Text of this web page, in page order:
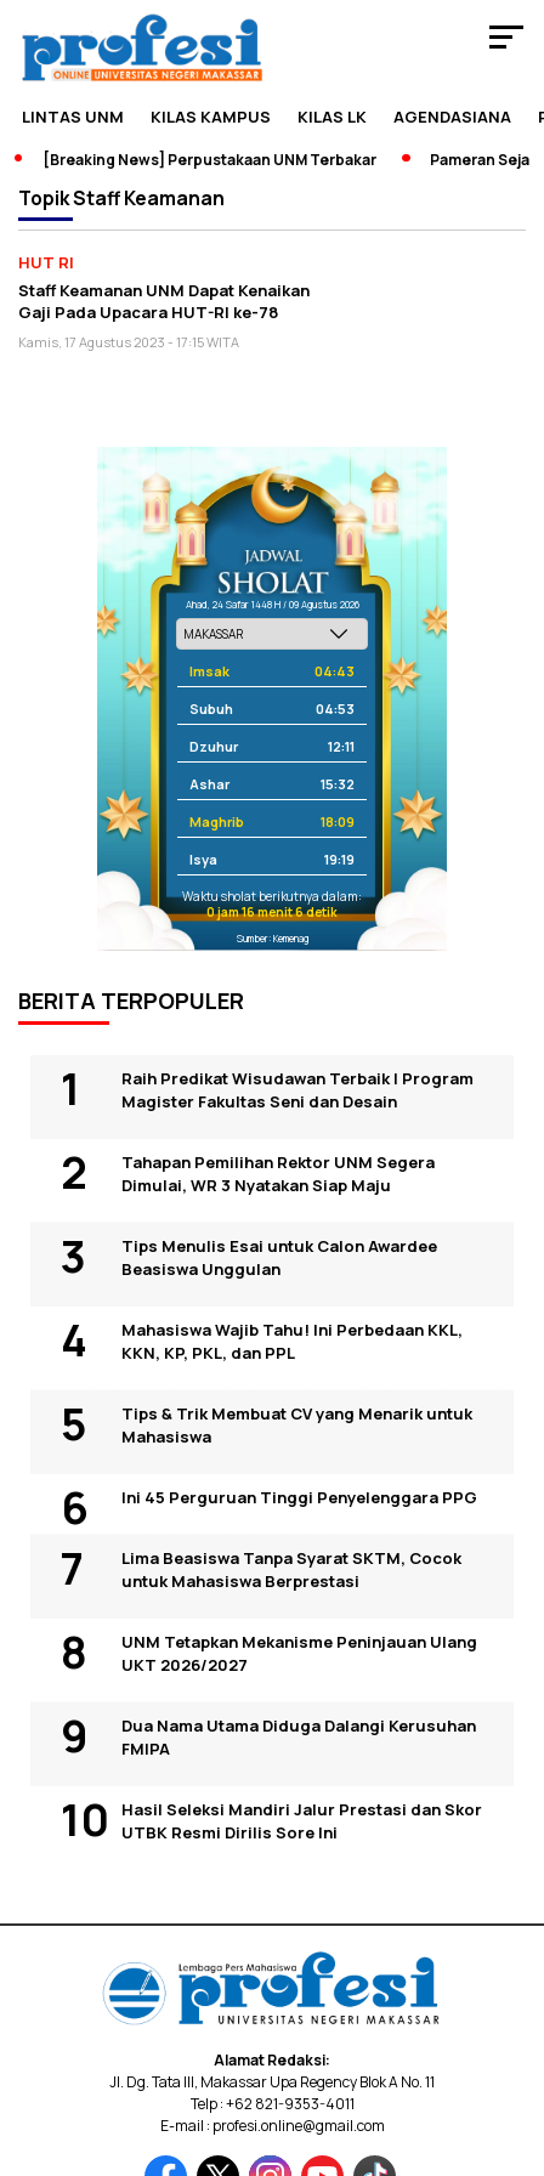
LINTAS UNM KILAS KAMPUS KILAS LK AGENDASIANA
[Breaking News] Perpustakaan UNM Terbakar Pameran
TopikStaff Keamanan
HUT RI
Staff Keamanan UNM Dapat Kenaikan
Gaji Pada Upacara HUT-RI ke-78
Kamis, 17 Agustus 2023 - 17:15 WITA
Ahad, 24 Safar 1448 H / 09 Agustus 2026
Imsak 04:43
Subuh 04:53
Dzuhur 12:11
Ashar 15:32
Maghrib 18:09
Isya 19:19
Waktu sholat berikutnya dalam:
0 jam 16 menit 6 detik
Sumber: Kemenag
BERITA TERPOPULER
Raih Predikat Wisudawan Terbaik I Program
Magister Fakultas Seni dan Desain
Tahapan Pemilihan Rektor UNM Segera
Dimulai, WR 3 Nyatakan Siap Maju
Tips Menulis Esai untuk Calon Awardee
Beasiswa Unggulan
Mahasiswa Wajib Tahu! Ini Perbedaan KKL,
KKN, KP, PKL, dan PPL
Tips & Trik Membuat CV yang Menarik untuk
Mahasiswa
Ini 45 Perguruan Tinggi Penyelenggara PPG
Lima Beasiswa Tanpa Syarat SKTM, Cocok
untuk Mahasiswa Berprestasi
UNM Tetapkan Mekanisme Peninjauan Ulang
UKT 2026/2027
Dua Nama Utama Diduga Dalangi Kerusuhan
FMIPA
Hasil Seleksi Mandiri Jalur Prestasi dan Skor
UTBK Resmi Dirilis Sore Ini
Alamat Redaksi:
Jl. Dg. Tata III, Makassar Upa Regency Blok A No. 11
Telp : +62 821-9353-4011
E-mail : profesi.online@gmail.com